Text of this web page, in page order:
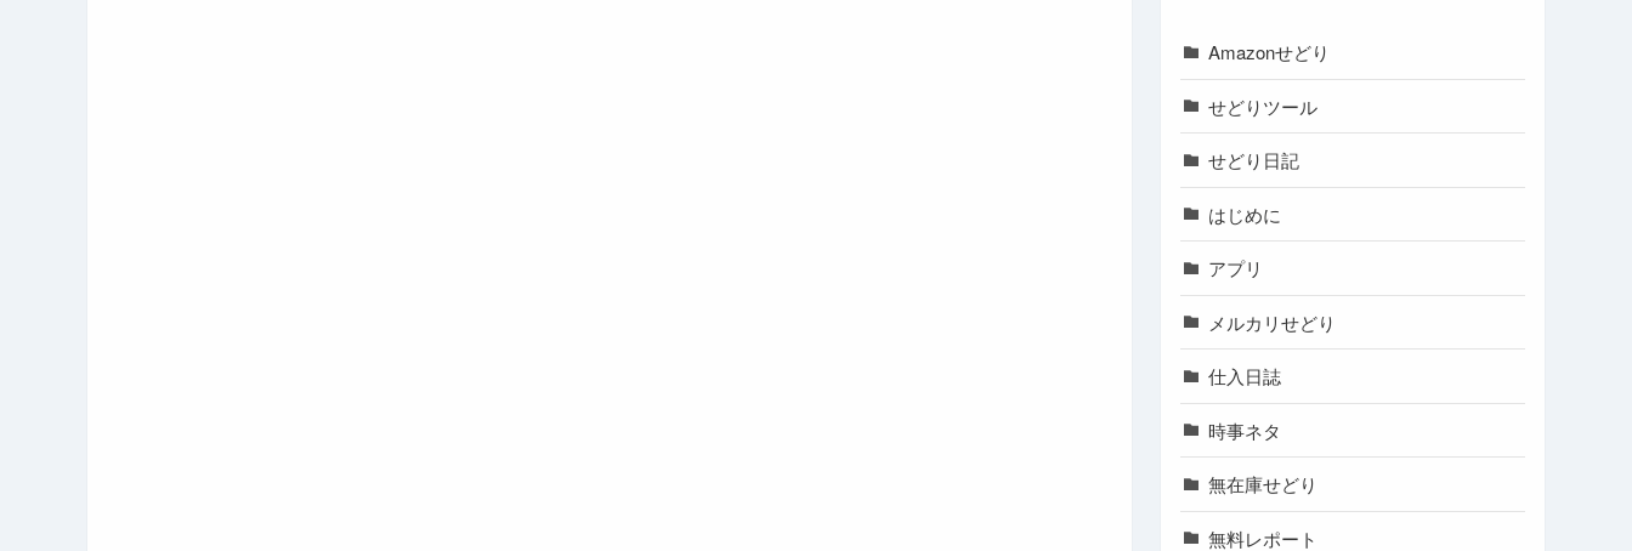
Amazonせどり
せどりツール
せどり日記
はじめに
アプリ
メルカリせどり
仕入日誌
時事ネタ
無在庫せどり
無料レポート